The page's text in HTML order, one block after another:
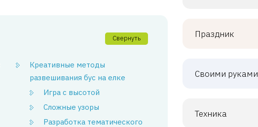
Свернуть
Креативные методы
развешивания бус на елке
Игра с высотой
Сложные узоры
Разработка тематического
Праздник
Своими руками
Техника